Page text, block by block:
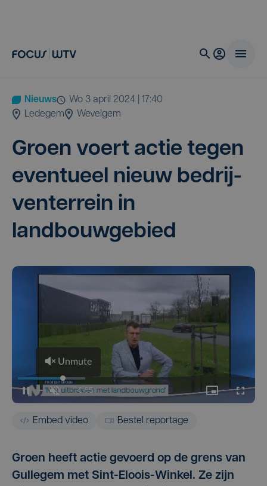
Nieuws
wo 3 april 2024 | 17:40
Ledegem
Wevelgem
Groen voert actie tegen
even­tu­eel nieuw bedrij­
ven­ter­rein in
landbouwgebied
Embed video Bestel reportage
Groen heeft actie gevoerd op de grens van
Gullegem met Sint-Eloois-Winkel. Ze zijn